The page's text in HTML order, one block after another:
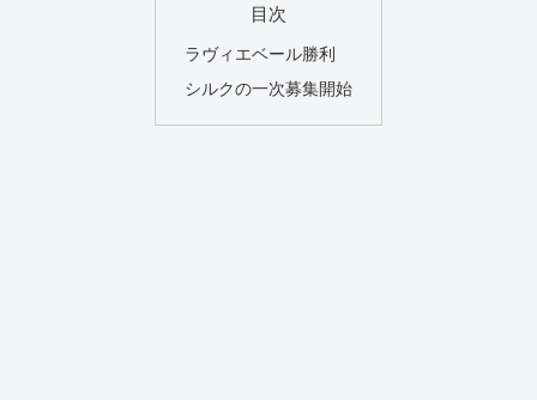
目次
ラヴィエベール勝利
シルクの一次募集開始